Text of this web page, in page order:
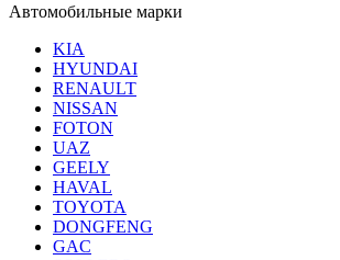
Автомобильные марки
KIA
HYUNDAI
RENAULT
NISSAN
FOTON
UAZ
GEELY
HAVAL
TOYOTA
DONGFENG
GAC